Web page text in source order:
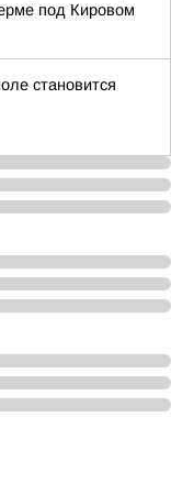
под Кировом
становится